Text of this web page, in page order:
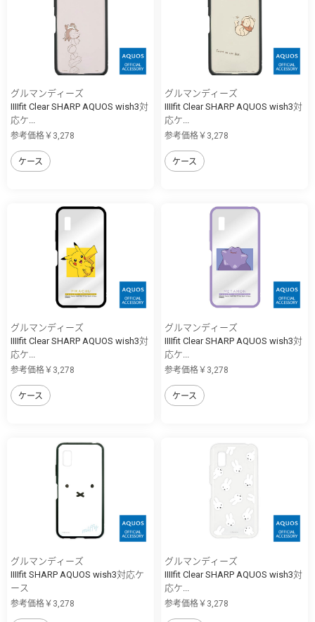
グルマンディーズ
IIIIfit Clear SHARP AQUOS wish3対
応ケ...
参考価格￥3,278
ケース
グルマンディーズ
IIIIfit Clear SHARP AQUOS wish3対
応ケ...
参考価格￥3,278
ケース
グルマンディーズ
IIIIfit Clear SHARP AQUOS wish3対
応ケ...
参考価格￥3,278
ケース
グルマンディーズ
IIIIfit Clear SHARP AQUOS wish3対
応ケ...
参考価格￥3,278
ケース
グルマンディーズ
IIIIfit SHARP AQUOS wish3対応ケ
ース
参考価格￥3,278
グルマンディーズ
IIIIfit Clear SHARP AQUOS wish3対
応ケ...
参考価格￥3,278